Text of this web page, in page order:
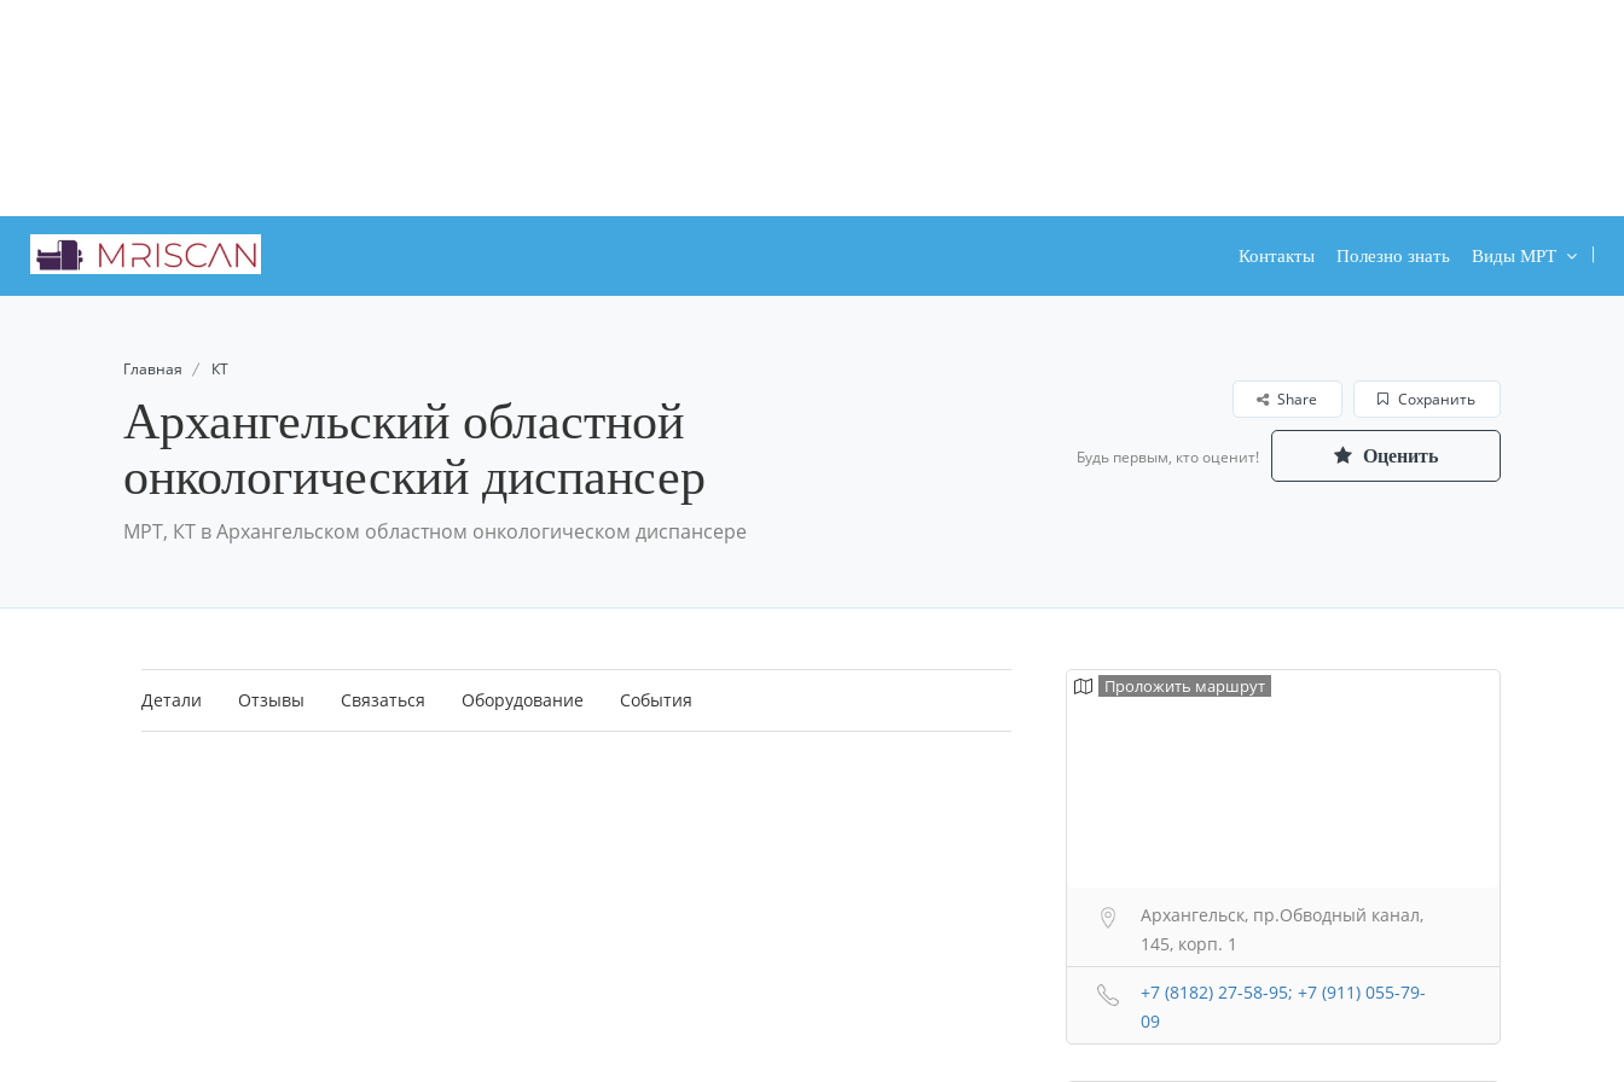
Контакты Полезно знать Виды МРТ
Главная КТ
Архангельский областной
онкологический диспансер
МРТ, КТ в Архангельском областном онкологическом диспансере
Сохранить
Share
Будь первым, кто оценит! Оценить
Детали Отзывы Связаться Оборудование События
Проложить маршрут
Архангельск, пр.Обводный канал,
145, корп. 1
+7 (8182) 27-58-95; +7 (911) 055-79-
09